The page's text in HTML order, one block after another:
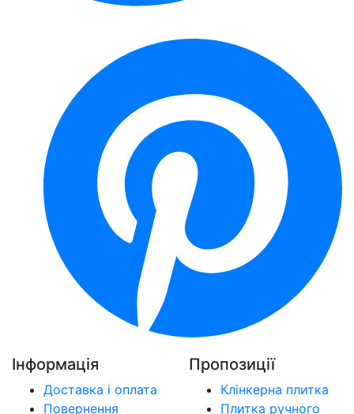
Інформація
Доставка і оплата
Повернення
Пропозиції
Клінкерна плитка
Плитка ручного